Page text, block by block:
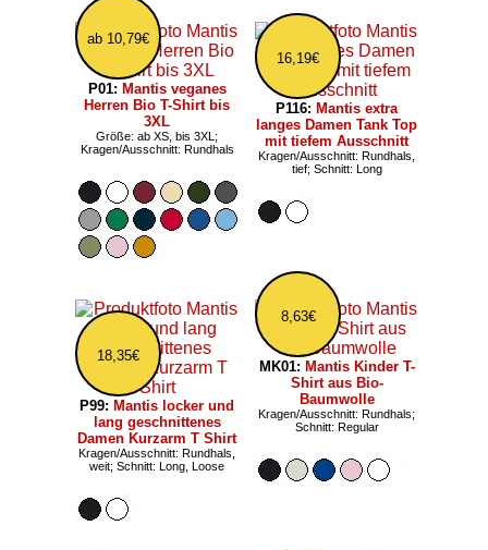
ab 10,79€
P01: Mantis veganes
Herren Bio T-Shirt bis
3XL
Größe: ab XS, bis 3XL;
Kragen/Ausschnitt: Rundhals
16,19€
P116: Mantis extra
langes Damen Tank Top
mit tiefem Ausschnitt
Kragen/Ausschnitt: Rundhals,
tief; Schnitt: Long
18,35€
P99: Mantis locker und
lang geschnittenes
Damen Kurzarm T Shirt
Kragen/Ausschnitt: Rundhals,
weit; Schnitt: Long, Loose
8,63€
MK01: Mantis Kinder T-
Shirt aus Bio-
Baumwolle
Kragen/Ausschnitt: Rundhals;
Schnitt: Regular